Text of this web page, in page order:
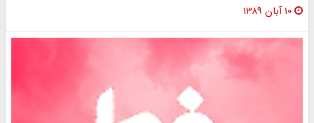
۱۰ آبان ۱۳۸۹